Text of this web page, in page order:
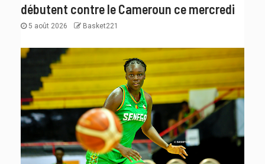
débutent contre le Cameroun ce mercredi
5 août 2026 Basket221